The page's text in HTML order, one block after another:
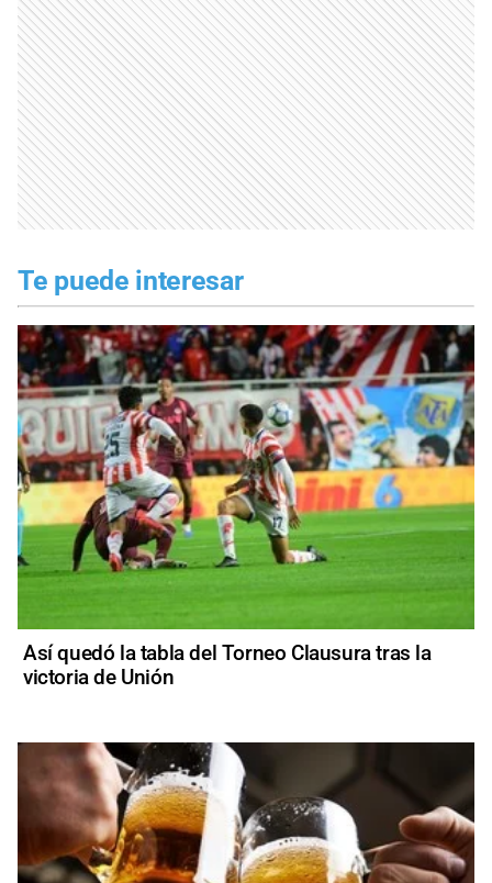
Te puede interesar
Así quedó la tabla del Torneo Clausura tras la
victoria de Unión